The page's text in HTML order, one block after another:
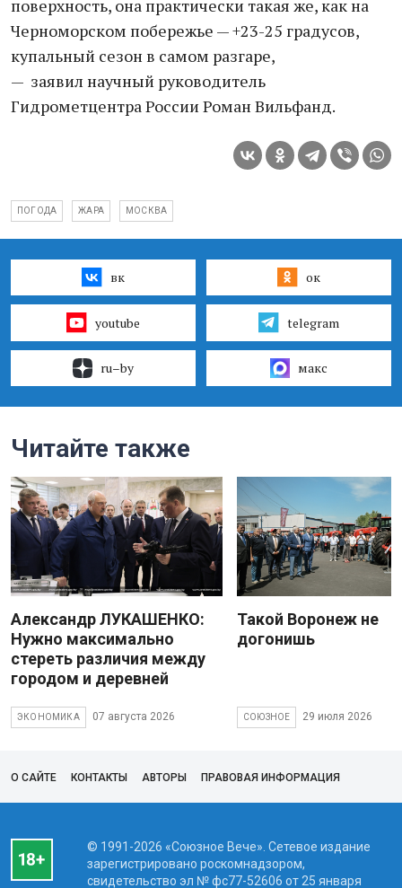
поверхность, она практически такая же, как на
Черноморском побережье — +23-25 градусов,
купальный сезон в самом разгаре,
— заявил научный руководитель
Гидрометцентра России Роман Вильфанд.
ПОГОДА ЖАРА МОСКВА
вк ок
youtube telegram
ru–by макс
Читайте также
Александр ЛУКАШЕНКО:
Нужно максимально
стереть различия между
городом и деревней
ЭКОНОМИКА 07 августа 2026
Такой Воронеж не
догонишь
СОЮЗНОЕ 29 июля 2026
О САЙТЕ КОНТАКТЫ АВТОРЫ ПРАВОВАЯ ИНФОРМАЦИЯ
© 1991-2026 «Союзное Вече». Сетевое издание
зарегистрировано роскомнадзором,
свидетельство эл № фc77-52606 от 25 января